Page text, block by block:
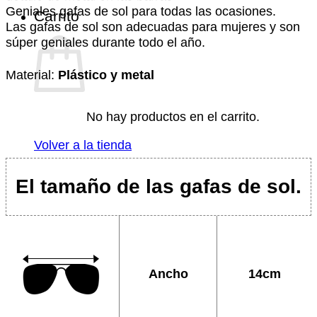
Carrito
No hay productos en el carrito.
Volver a la tienda
Geniales gafas de sol para todas las ocasiones.
Las gafas de sol son adecuadas para mujeres y son
súper geniales durante todo el año.
Material: Plástico y metal
El tamaño de las gafas de sol.
Ancho 14cm